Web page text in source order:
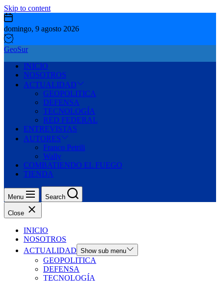
Skip to content
domingo, 9 agosto 2026
GeoSur
INICIO
NOSOTROS
ACTUALIDAD
GEOPOLITICA
DEFENSA
TECNOLOGÍA
RED FEDERAL
ENTREVISTAS
AUTORES
Franco Petrili
Wally
COMBATIENDO EL FUEGO
TIENDA
Menu Search
Close
INICIO
NOSOTROS
ACTUALIDAD Show sub menu
GEOPOLITICA
DEFENSA
TECNOLOGÍA